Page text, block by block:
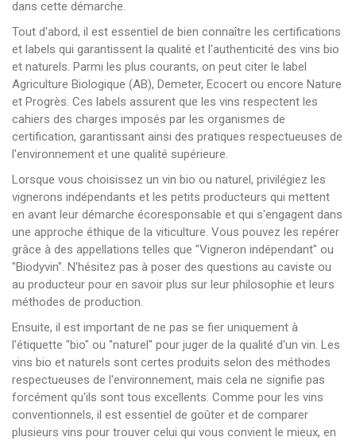
dans cette démarche.
Tout d'abord, il est essentiel de bien connaître les certifications
et labels qui garantissent la qualité et l'authenticité des vins bio
et naturels. Parmi les plus courants, on peut citer le label
Agriculture Biologique (AB), Demeter, Ecocert ou encore Nature
et Progrès. Ces labels assurent que les vins respectent les
cahiers des charges imposés par les organismes de
certification, garantissant ainsi des pratiques respectueuses de
l'environnement et une qualité supérieure.
Lorsque vous choisissez un vin bio ou naturel, privilégiez les
vignerons indépendants et les petits producteurs qui mettent
en avant leur démarche écoresponsable et qui s'engagent dans
une approche éthique de la viticulture. Vous pouvez les repérer
grâce à des appellations telles que "Vigneron indépendant" ou
"Biodyvin". N'hésitez pas à poser des questions au caviste ou
au producteur pour en savoir plus sur leur philosophie et leurs
méthodes de production.
Ensuite, il est important de ne pas se fier uniquement à
l'étiquette "bio" ou "naturel" pour juger de la qualité d'un vin. Les
vins bio et naturels sont certes produits selon des méthodes
respectueuses de l'environnement, mais cela ne signifie pas
forcément qu'ils sont tous excellents. Comme pour les vins
conventionnels, il est essentiel de goûter et de comparer
plusieurs vins pour trouver celui qui vous convient le mieux, en